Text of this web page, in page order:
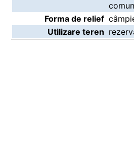
Forma de relief
Utilizare teren